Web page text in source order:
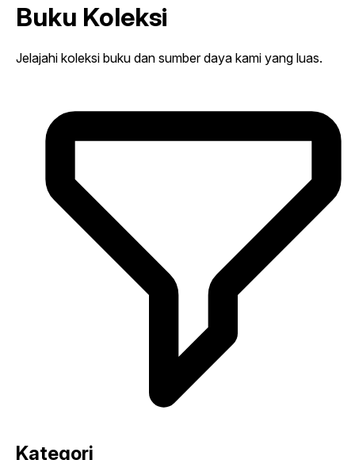
Buku Koleksi
Jelajahi koleksi buku dan sumber daya kami yang luas.
Kategori